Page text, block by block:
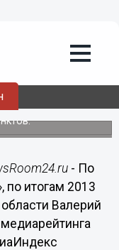
глав
года –
области за
- По
по итогам 2013
Валерий